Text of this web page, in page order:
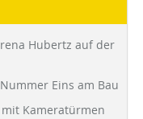
Hubertz auf der
Eins am Bau
Kameratürmen